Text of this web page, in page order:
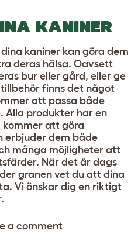
KANINER
kaniner kan göra dem
deras hälsa. Oavsett
bur eller gård, eller ge
finns det något
att passa både
Alla produkter har en
kommer att göra
erbjuder dem både
många möjligheter att
När det är dags
granen vet du att dina
Vi önskar dig en riktigt
a comment